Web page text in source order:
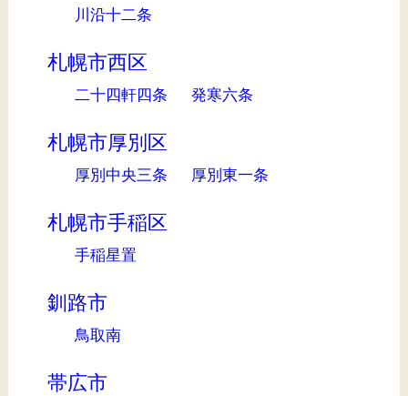
川沿十二条
札幌市西区
二十四軒四条 発寒六条
札幌市厚別区
厚別中央三条 厚別東一条
札幌市手稲区
手稲星置
釧路市
鳥取南
帯広市